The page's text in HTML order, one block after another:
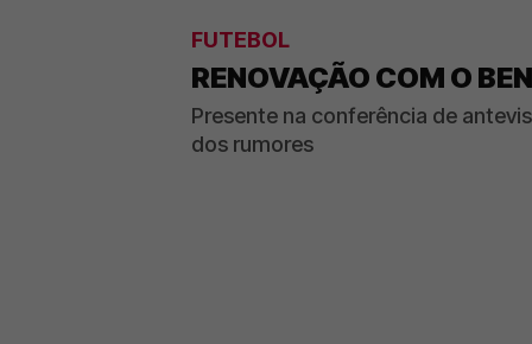
FUTEBOL
RENOVAÇÃO COM O
Presente na conferência de
dos rumores